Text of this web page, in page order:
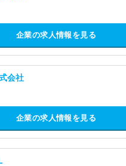
企業の求人情報を見る
会社
企業の求人情報を見る